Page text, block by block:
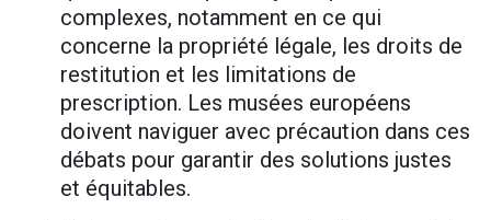
complexes, notamment en ce qui
concerne la propriété légale, les droits de
restitution et les limitations de
prescription. Les musées européens
doivent naviguer avec précaution dans ces
débats pour garantir des solutions justes
et équitables.